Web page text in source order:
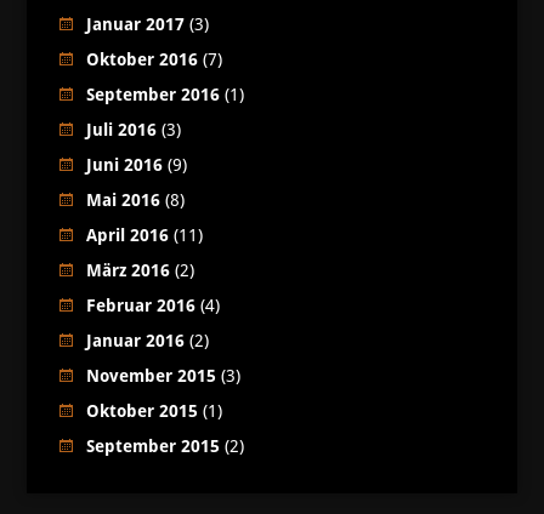
Januar 2017(3)
Oktober 2016(7)
September 2016(1)
Juli 2016(3)
Juni 2016(9)
Mai 2016(8)
April 2016(11)
März 2016(2)
Februar 2016(4)
Januar 2016(2)
November 2015 (3)
Oktober 2015 (1)
September 2015 (2)